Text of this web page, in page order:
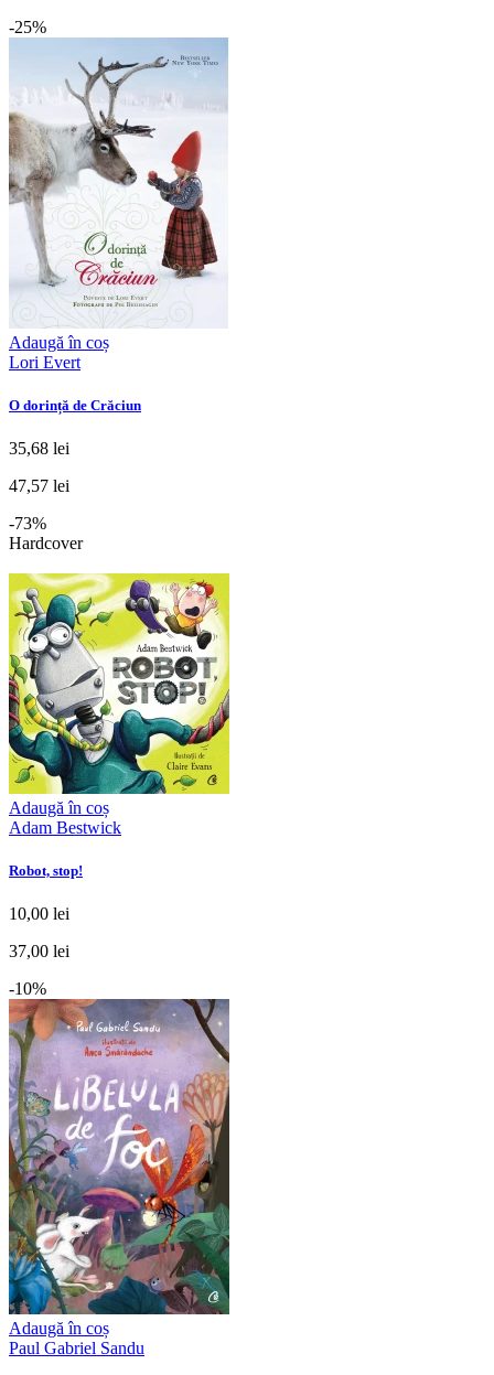
-25%
Adaugă în coș
Lori Evert
O dorință de Crăciun
35,68 lei
47,57 lei
-73%
Hardcover
Adaugă în coș
Adam Bestwick
Robot, stop!
10,00 lei
37,00 lei
-10%
Adaugă în coș
Paul Gabriel Sandu